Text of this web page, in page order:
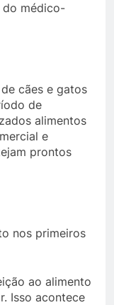
do médico-
cães e gatos
de
alimentos
e
prontos
nos primeiros
ao alimento
Isso acontece